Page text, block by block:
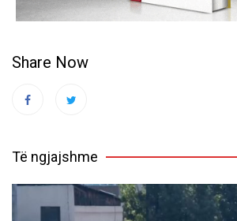
Share Now
Të ngjajshme